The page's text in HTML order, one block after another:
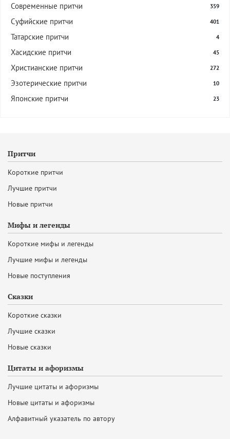
Современные притчи 359
Суфийские притчи 401
Татарские притчи 4
Хасидские притчи 45
Христианские притчи 272
Эзотерические притчи 10
Японские притчи 23
Притчи
Короткие притчи
Лучшие притчи
Новые притчи
Мифы и легенды
Короткие мифы и легенды
Лучшие мифы и легенды
Новые поступления
Сказки
Короткие сказки
Лучшие сказки
Новые сказки
Цитаты и афоризмы
Лучшие цитаты и афоризмы
Новые цитаты и афоризмы
Алфавитный указатель по автору